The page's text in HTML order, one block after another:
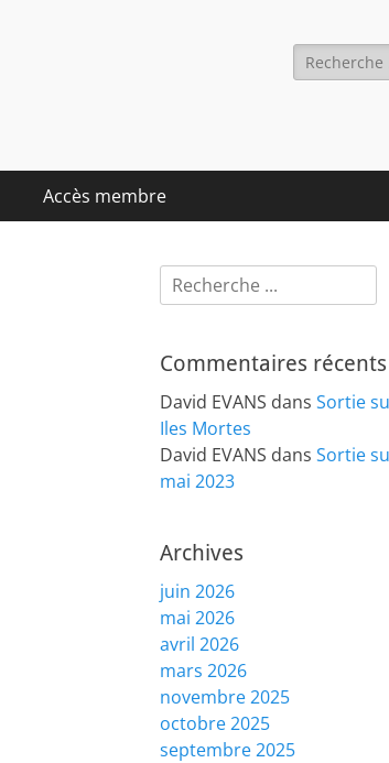
Rechercher :
Accès membre
Rechercher :
Commentaires récents
David EVANS dans Sortie
Iles Mortes
David EVANS dans Sortie
mai 2023
Archives
juin 2026
mai 2026
avril 2026
mars 2026
novembre 2025
octobre 2025
septembre 2025